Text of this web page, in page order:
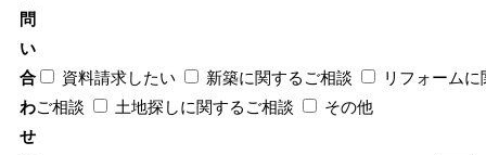
問
い
合
わ
せ
資料請求したい 新築に関するご相談
リフォームに
ご相談
土地探しに関するご相談 その他